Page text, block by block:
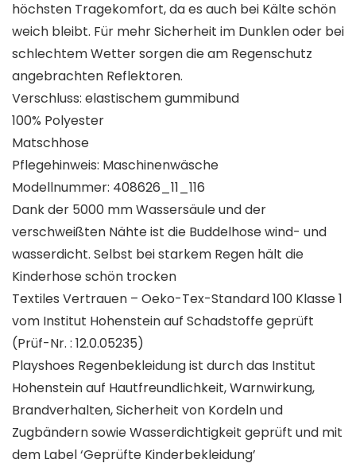
höchsten Tragekomfort, da es auch bei Kälte schön
weich bleibt. Für mehr Sicherheit im Dunklen oder bei
schlechtem Wetter sorgen die am Regenschutz
angebrachten Reflektoren.
Verschluss: elastischem gummibund
100% Polyester
Matschhose
Pflegehinweis: Maschinenwäsche
Modellnummer: 408626_11_116
Dank der 5000 mm Wassersäule und der
verschweißten Nähte ist die Buddelhose wind- und
wasserdicht. Selbst bei starkem Regen hält die
Kinderhose schön trocken
Textiles Vertrauen – Oeko-Tex-Standard 100 Klasse 1
vom Institut Hohenstein auf Schadstoffe geprüft
(Prüf-Nr. : 12.0.05235)
Playshoes Regenbekleidung ist durch das Institut
Hohenstein auf Hautfreundlichkeit, Warnwirkung,
Brandverhalten, Sicherheit von Kordeln und
Zugbändern sowie Wasserdichtigkeit geprüft und mit
dem Label ‘Geprüfte Kinderbekleidung’